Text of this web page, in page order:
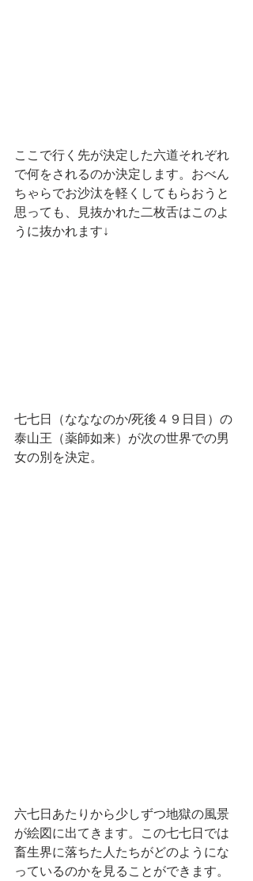
ここで行く先が決定した六道それぞれ
で何をされるのか決定します。おべん
ちゃらでお沙汰を軽くしてもらおうと
思っても、見抜かれた二枚舌はこのよ
うに抜かれます↓
七七日（なななのか/死後４９日目）の
泰山王（薬師如来）が次の世界での男
女の別を決定。
六七日あたりから少しずつ地獄の風景
が絵図に出てきます。この七七日では
畜生界に落ちた人たちがどのようにな
っているのかを見ることができます。